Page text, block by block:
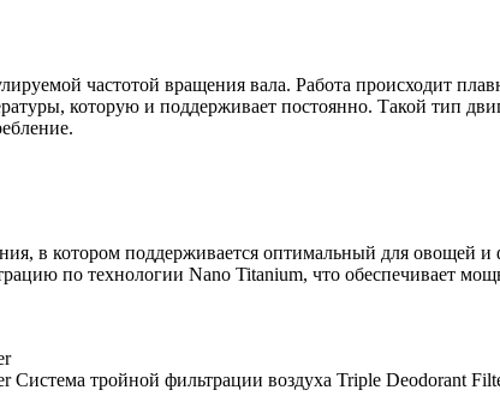
частотой вращения вала. Работа происходит
которую и поддерживает постоянно. Такой тип
в котором поддерживается оптимальный для овощей
по технологии Nano Titanium, что обеспечивает
Система тройной фильтрации воздуха Triple Deodorant